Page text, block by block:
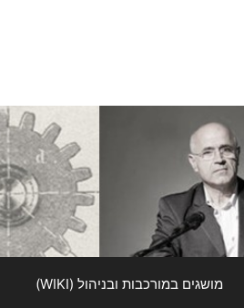
מושגים במורכבות ובניהול (WIKI)